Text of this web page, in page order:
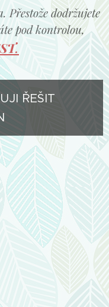
Přestože dodržujete
pod kontrolou,
.
ŘEŠIT